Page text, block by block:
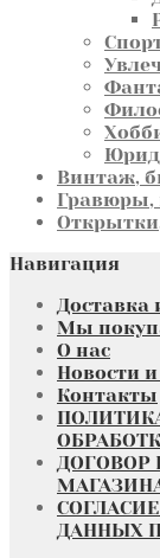
Винтаж,
Гравюры,
Навигация
Доставка
Мы
О нас
Новости и
Контакты
ДОГОВОР
ДАННЫХ